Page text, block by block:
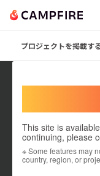
プロジェクトを掲載す
This site is
continuing, please
※ Some features may
country, region, or